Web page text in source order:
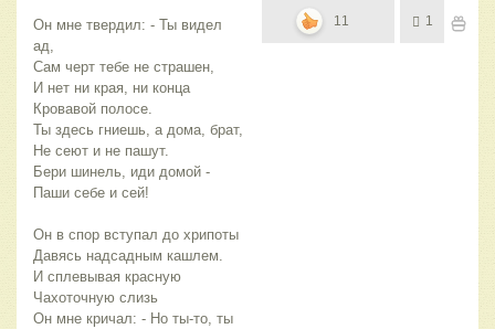
Он мне твердил: - Ты видел
ад,
Сам черт тебе не страшен,
И нет ни края, ни конца
Кровавой полосе.
Ты здесь гниешь, а дома, брат,
Не сеют и не пашут.
Бери шинель, иди домой -
Паши себе и сей!
Он в спор вступал до хрипоты
Давясь надсадным кашлем.
И сплевывая красную
Чахоточную слизь
Он мне кричал: - Но ты-то, ты
11 1